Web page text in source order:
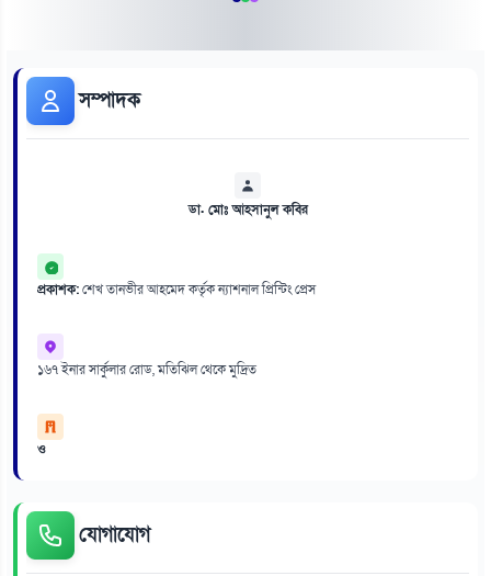
সম্পাদক
ডা. মোঃ আহসানুল কবির
প্রকাশক:শেখ তানভীর আহমেদ কর্তৃক ন্যাশনাল প্রিন্টিং প্রেস
১৬৭ ইনার সার্কুলার রোড, মতিঝিল থেকে মুদ্রিত
ও
যোগাযোগ